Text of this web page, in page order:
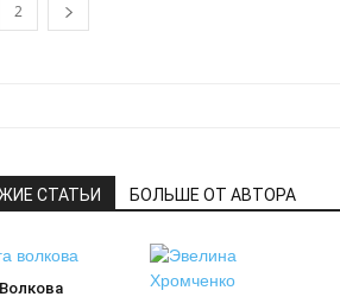
2
СТАТЬИ БОЛЬШЕ ОТ АВТОРА